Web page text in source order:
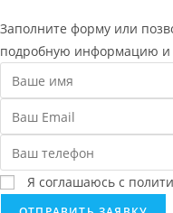
Заполните форму или
подробную информацию и
Я соглашаюсь с